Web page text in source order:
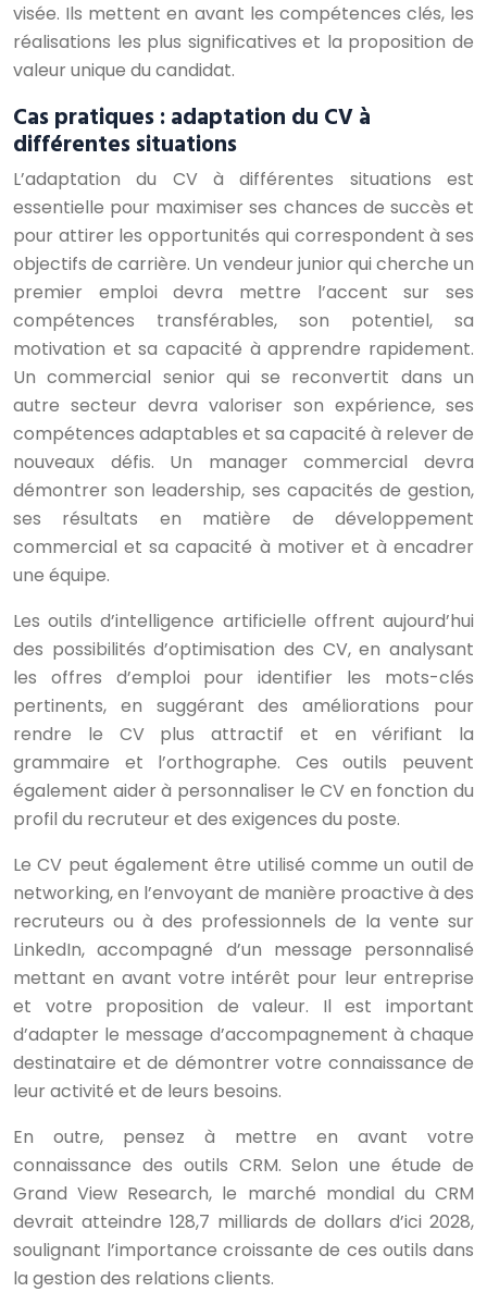
visée. Ils mettent en avant les compétences clés, les
réalisations les plus significatives et la proposition de
valeur unique du candidat.
Cas pratiques : adaptation du CV à
différentes situations
L’adaptation du CV à différentes situations est
essentielle pour maximiser ses chances de succès et
pour attirer les opportunités qui correspondent à ses
objectifs de carrière. Un vendeur junior qui cherche un
premier emploi devra mettre l’accent sur ses
compétences transférables, son potentiel, sa
motivation et sa capacité à apprendre rapidement.
Un commercial senior qui se reconvertit dans un
autre secteur devra valoriser son expérience, ses
compétences adaptables et sa capacité à relever de
nouveaux défis. Un manager commercial devra
démontrer son leadership, ses capacités de gestion,
ses résultats en matière de développement
commercial et sa capacité à motiver et à encadrer
une équipe.
Les outils d’intelligence artificielle offrent aujourd’hui
des possibilités d’optimisation des CV, en analysant
les offres d’emploi pour identifier les mots-clés
pertinents, en suggérant des améliorations pour
rendre le CV plus attractif et en vérifiant la
grammaire et l’orthographe. Ces outils peuvent
également aider à personnaliser le CV en fonction du
profil du recruteur et des exigences du poste.
Le CV peut également être utilisé comme un outil de
networking, en l’envoyant de manière proactive à des
recruteurs ou à des professionnels de la vente sur
LinkedIn, accompagné d’un message personnalisé
mettant en avant votre intérêt pour leur entreprise
et votre proposition de valeur. Il est important
d’adapter le message d’accompagnement à chaque
destinataire et de démontrer votre connaissance de
leur activité et de leurs besoins.
En outre, pensez à mettre en avant votre
connaissance des outils CRM. Selon une étude de
Grand View Research, le marché mondial du CRM
devrait atteindre 128,7 milliards de dollars d’ici 2028,
soulignant l’importance croissante de ces outils dans
la gestion des relations clients.